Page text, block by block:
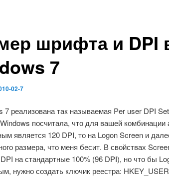
шрифта и DPI
7
02-7
7 реализована так называемая Per user DPI
посчитала, что для вашей комбинации
является 120 DPI, то на Logon Screen и
размера, что меня бесит. В свойствах
на стандартные 100% (96 DPI), но что бы
нужно создать ключик реестра: